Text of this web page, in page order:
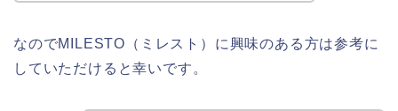
なのでMILESTO（ミレスト）に興味のある方は参考に
していただけると幸いです。